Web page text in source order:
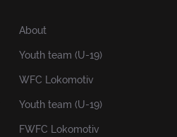
About
Youth team (U-19)
WFC Lokomotiv
Youth team (U-19)
FWFC Lokomotiv